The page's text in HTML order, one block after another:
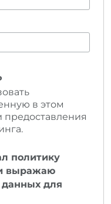
в этом
предоставления
политику
выражаю
данных для